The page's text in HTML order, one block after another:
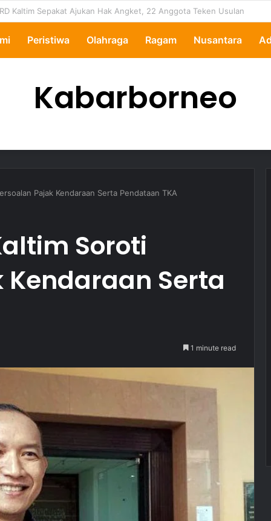
Pemkot Samarinda Dalami Data Kredit Macet Bankaltimtara
Peristiwa Olahraga Ragam Nusantara
Kabarborneo
Pajak Kendaraan Serta Pendataan TKA
Soroti
Kendaraan Serta
1 minute read